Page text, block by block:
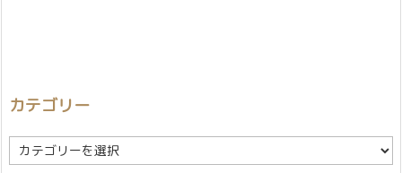
カテゴリー
カ
テ